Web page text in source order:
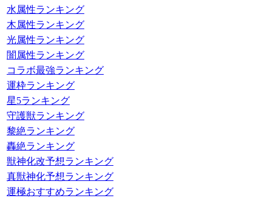
水属性ランキング
木属性ランキング
光属性ランキング
闇属性ランキング
コラボ最強ランキング
運枠ランキング
星5ランキング
守護獣ランキング
黎絶ランキング
轟絶ランキング
獣神化改予想ランキング
真獣神化予想ランキング
運極おすすめランキング